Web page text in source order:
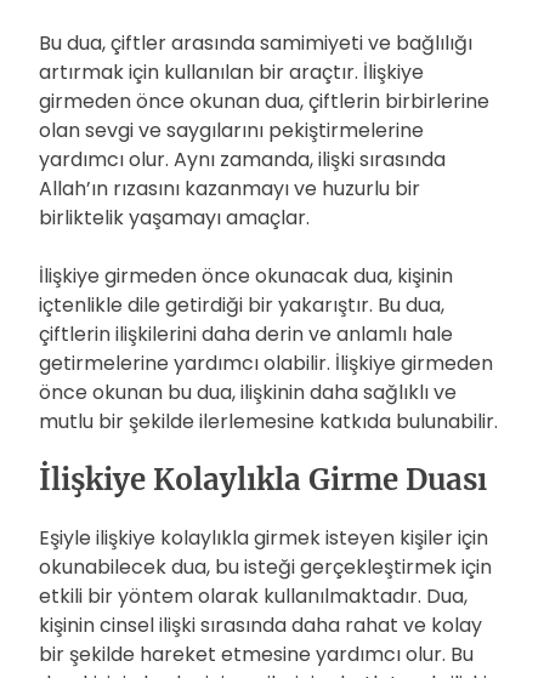
Bu dua, çiftler arasında samimiyeti ve bağlılığı
artırmak için kullanılan bir araçtır. İlişkiye
girmeden önce okunan dua, çiftlerin birbirlerine
olan sevgi ve saygılarını pekiştirmelerine
yardımcı olur. Aynı zamanda, ilişki sırasında
Allah’ın rızasını kazanmayı ve huzurlu bir
birliktelik yaşamayı amaçlar.
İlişkiye girmeden önce okunacak dua, kişinin
içtenlikle dile getirdiği bir yakarıştır. Bu dua,
çiftlerin ilişkilerini daha derin ve anlamlı hale
getirmelerine yardımcı olabilir. İlişkiye girmeden
önce okunan bu dua, ilişkinin daha sağlıklı ve
mutlu bir şekilde ilerlemesine katkıda bulunabilir.
İlişkiye Kolaylıkla Girme Duası
Eşiyle ilişkiye kolaylıkla girmek isteyen kişiler için
okunabilecek dua, bu isteği gerçekleştirmek için
etkili bir yöntem olarak kullanılmaktadır. Dua,
kişinin cinsel ilişki sırasında daha rahat ve kolay
bir şekilde hareket etmesine yardımcı olur. Bu